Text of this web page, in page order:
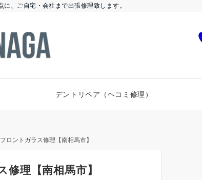
、ご自宅・会社まで出張修理致します。
デントリペア（ヘコミ修理）
ロントガラス修理【南相馬市】
理【南相馬市】